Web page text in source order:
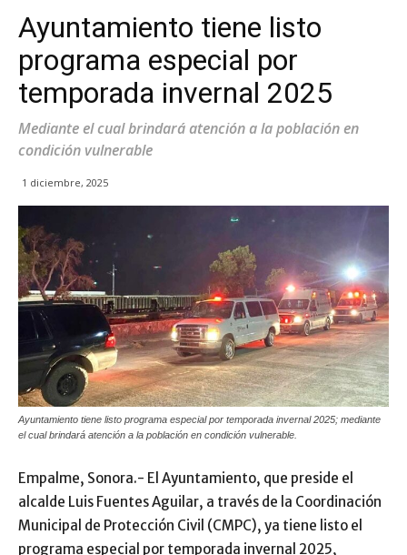
Ayuntamiento tiene listo
programa especial por
temporada invernal 2025
Mediante el cual brindará atención a la población en
condición vulnerable
1 diciembre, 2025
Ayuntamiento tiene listo programa especial por temporada invernal 2025; mediante
el cual brindará atención a la población en condición vulnerable.
Empalme, Sonora.- El Ayuntamiento, que preside el
alcalde Luis Fuentes Aguilar, a través de la Coordinación
Municipal de Protección Civil (CMPC), ya tiene listo el
programa especial por temporada invernal 2025,